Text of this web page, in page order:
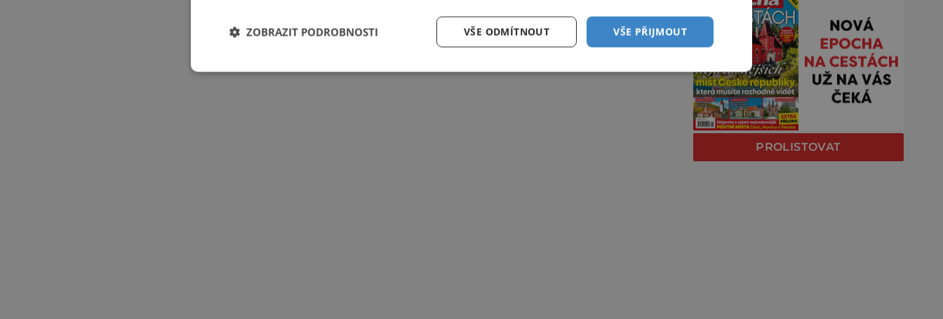
PROLISTOVAT
VŠE PŘIJMOUT
VŠE ODMÍTNOUT
ZOBRAZIT PODROBNOSTI